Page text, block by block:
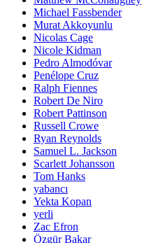
Michael Fassbender
Murat Akkoyunlu
Nicolas Cage
Nicole Kidman
Pedro Almodóvar
Penélope Cruz
Ralph Fiennes
Robert De Niro
Robert Pattinson
Russell Crowe
Ryan Reynolds
Samuel L. Jackson
Scarlett Johansson
Tom Hanks
yabancı
Yekta Kopan
yerli
Zac Efron
Özgür Bakar